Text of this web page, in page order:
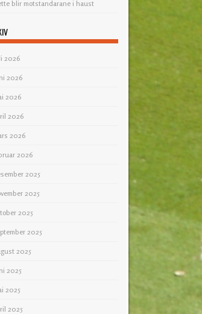
blir motstandarane i haust
2026
2026
2026
2026
2026
2026
2025
2025
2025
2025
2025
2025
2025
2025